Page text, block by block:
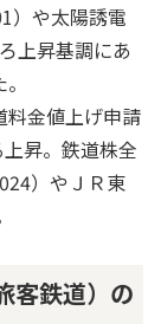
）や太陽誘電
上昇基調にあ
料金値上げ申請
昇。鉄道株全
）やＪＲ東
客鉄道）の